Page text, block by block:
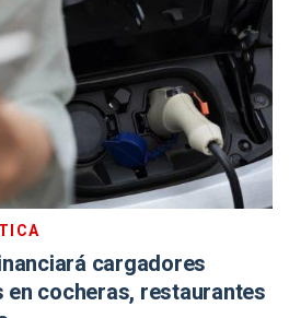
cargadores
cocheras, restaurantes